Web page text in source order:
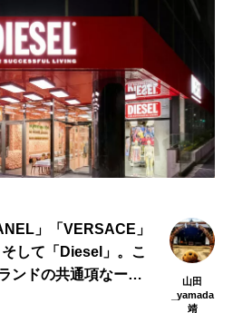
」「VERSACE」
して「Diesel」。こ
ンドの共通項なーん
山田
_yamada
靖